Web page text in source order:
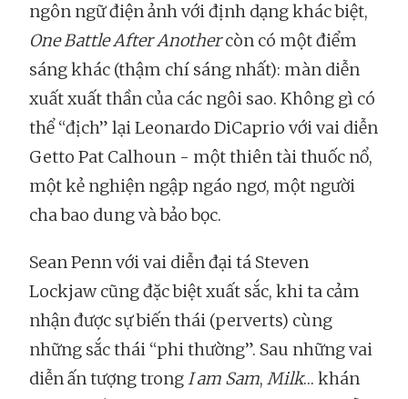
ngôn ngữ điện ảnh với định dạng khác biệt,
One Battle After Anothercòn có một điểm
sáng khác (thậm chí sáng nhất): màn diễn
xuất xuất thần của các ngôi sao. Không gì có
thể “địch” lại Leonardo DiCaprio với vai diễn
Getto Pat Calhoun - một thiên tài thuốc nổ,
một kẻ nghiện ngập ngáo ngơ, một người
cha bao dung và bảo bọc.
Sean Penn với vai diễn đại tá Steven
Lockjaw cũng đặc biệt xuất sắc, khi ta cảm
nhận được sự biến thái (perverts) cùng
những sắc thái “phi thường”. Sau những vai
diễn ấn tượng trongI am Sam, Milk… khán